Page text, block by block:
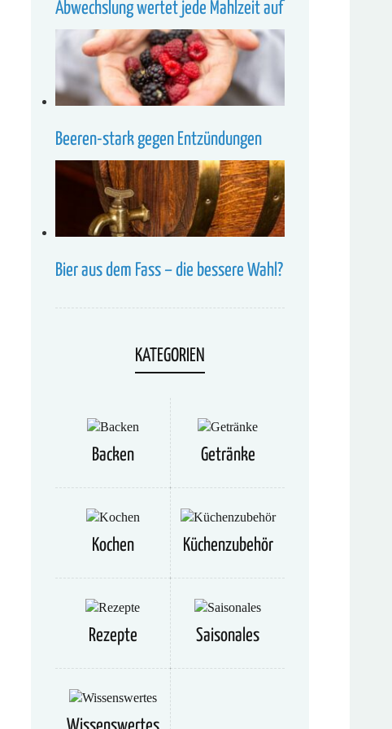
Abwechslung wertet jede Mahlzeit auf
Beeren-stark gegen Entzündungen
Bier aus dem Fass – die bessere Wahl?
KATEGORIEN
Backen Getränke
Kochen Küchenzubehör
Rezepte Saisonales